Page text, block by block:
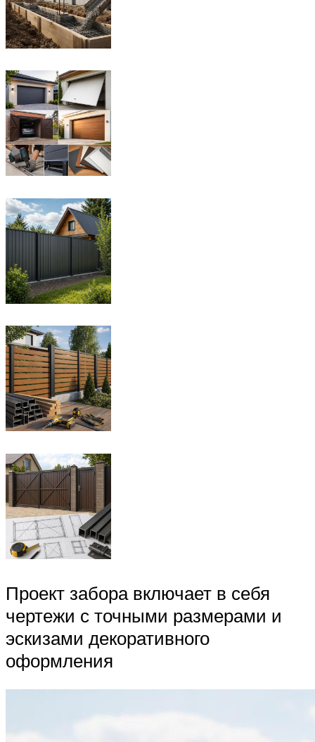
Проект забора включает в себя
чертежи с точными размерами и
эскизами декоративного
оформления